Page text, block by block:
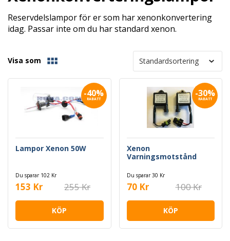
Reservdelslampor för er som har xenonkonvertering
idag. Passar inte om du har standard xenon.
Visa som
-40%
RABATT
Lampor Xenon 50W
Du sparar 102 Kr
153 Kr 255 Kr
KÖP
-30%
RABATT
Xenon
Varningsmotstånd
Du sparar 30 Kr
70 Kr 100 Kr
KÖP